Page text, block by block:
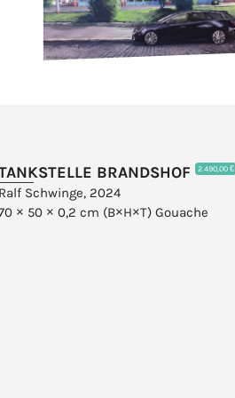
BRANDSHOF 2.490,00 €
Ralf Schwinge, 2024
× 50 × 0,2 cm (B×H×T) Gouache